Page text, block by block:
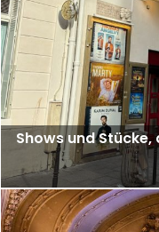
Shows und Stücke,